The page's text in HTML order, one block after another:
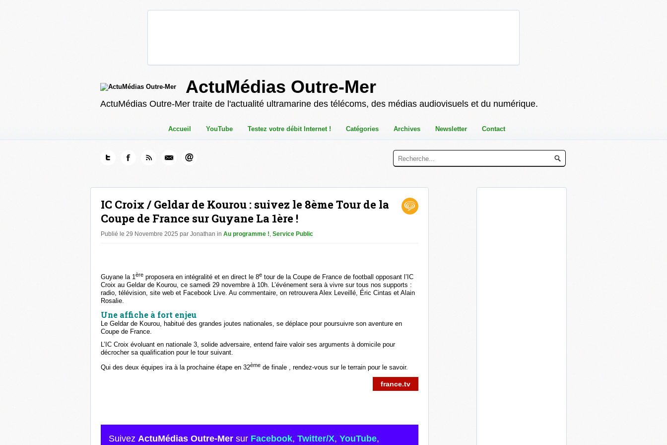
ActuMédias Outre-Mer
ActuMédias Outre-Mer traite de l'actualité ultramarine des télécoms, des médias audiovisuels et du numérique.
Accueil YouTube Testez votre débit Internet ! Catégories Archives Newsletter Contact
IC Croix / Geldar de Kourou : suivez le 8ème Tour de la
Coupe de France sur Guyane La 1ère !
Publié le 29 Novembre 2025 par Jonathan in Au programme !, Service Public
Guyane la 1ère proposera en intégralité et en direct le 8e tour de la Coupe de France de football opposant l’IC
Croix au Geldar de Kourou, ce samedi 29 novembre à 10h. L’événement sera à vivre sur tous nos supports :
radio, télévision, site web et Facebook Live. Au commentaire, on retrouvera Alex Leveillé, Éric Cintas et Alain
Rosalie.
Une affiche à fort enjeu
Le Geldar de Kourou, habitué des grandes joutes nationales, se déplace pour poursuivre son aventure en
Coupe de France.
L’IC Croix évoluant en nationale 3, solide adversaire, entend faire valoir ses arguments à domicile pour
décrocher sa qualification pour le tour suivant.
Qui des deux équipes ira à la prochaine étape en 32ème de finale , rendez-vous sur le terrain pour le savoir.
france.tv
Suivez ActuMédias Outre-Mer sur Facebook, Twitter/X, YouTube,